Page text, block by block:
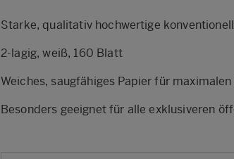
Starke, qualitativ hochwertige
2-lagig, weiß, 160 Blatt
Weiches, saugfähiges Papier für
Besonders geeignet für alle exklusiveren